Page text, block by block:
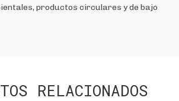
productos circulares y de bajo
RELACIONADOS